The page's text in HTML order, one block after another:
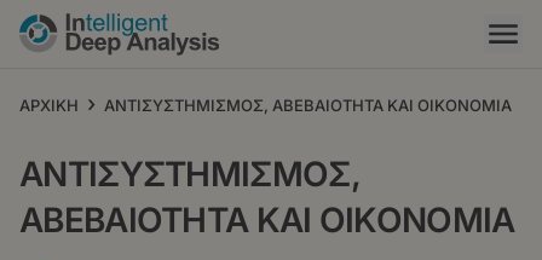
Παράκαμψη
προς
κυρίως
ΑΡΧΙΚΗ › ΑΝΤΙΣΥΣΤΗΜΙΣΜΟΣ, ΑΒΕΒΑΙΟΤΗΤΑ ΚΑΙ ΟΙΚΟΝΟΜΙΑ
ΑΝΤΙΣΥΣΤΗΜΙΣΜΟΣ,
ΑΒΕΒΑΙΟΤΗΤΑ ΚΑΙ ΟΙΚΟΝΟΜΙΑ